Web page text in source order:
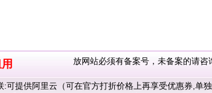
放网站必须有备案号，未备案的请
:可提供阿里云（可在官方打折价格上再享受优惠券,单